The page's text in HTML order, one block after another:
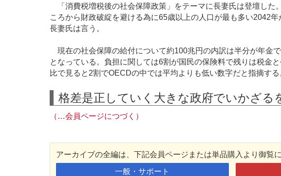
「消費税増税後の社会保障政策」をテーマに長妻氏は登壇した
ころから財政破綻を避ける為に65歳以上の人口が最も多い2042
長妻氏は言う。
現在の社会保障の給付について約100兆円の内訳は半分が年金
となっている。負担に関しては6割が国民の保険料で残りは税金
比で見ると2割でOECDの中では平均よりも低い数字だと指摘する
格差是正していく大きな政府でいかざる
（…会員ページにつづく）
アーカイブの全編は、下記会員ページまたは単品購入より御覧に
一般・サポート